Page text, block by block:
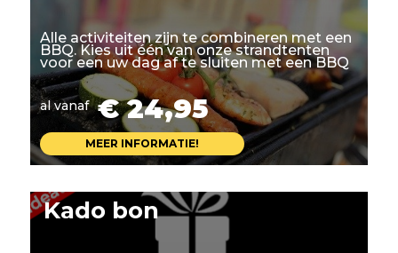
Alle activiteiten zijn te combineren met een
BBQ. Kies uit één van onze strandtenten
voor een uw dag af te sluiten met een BBQ
al vanaf € 24,95
MEER INFORMATIE!
Kado bon